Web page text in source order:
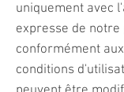
uniquement avec
expresse de
conformément
conditions